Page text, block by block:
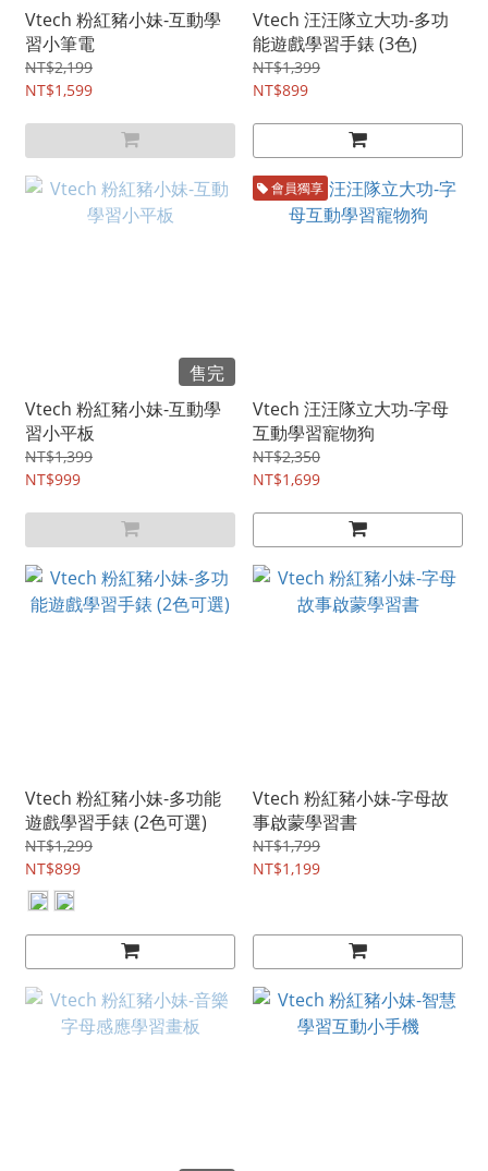
Vtech 粉紅豬小妹-互動學
習小筆電
NT$2,199
NT$1,599
Vtech 汪汪隊立大功-多功
能遊戲學習手錶 (3色)
NT$1,399
NT$899
售完
Vtech 粉紅豬小妹-互動學
習小平板
NT$1,399
NT$999
會員獨享
Vtech 汪汪隊立大功-字母
互動學習寵物狗
NT$2,350
NT$1,699
Vtech 粉紅豬小妹-多功能
遊戲學習手錶 (2色可選)
NT$1,299
NT$899
Vtech 粉紅豬小妹-字母故
事啟蒙學習書
NT$1,799
NT$1,199